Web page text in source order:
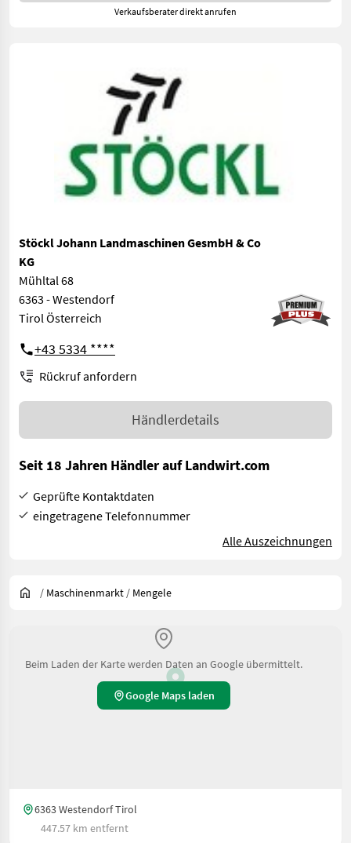
Verkaufsberater direkt anrufen
Stöckl Johann Landmaschinen GesmbH & Co
KG
Mühltal 68
6363 - Westendorf
Tirol Österreich
+43 5334 ****
Rückruf anfordern
Händlerdetails
Seit 18 Jahren Händler auf Landwirt.com
Geprüfte Kontaktdaten
eingetragene Telefonnummer
Alle Auszeichnungen
/ Maschinenmarkt / Mengele
Beim Laden der Karte werden Daten an Google übermittelt.
Google Maps laden
6363 Westendorf Tirol
447.57 km entfernt